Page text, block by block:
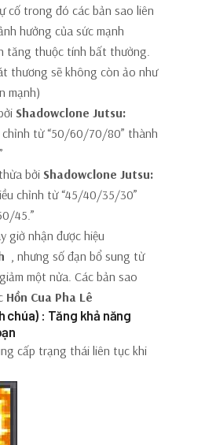
cố trong đó các bản sao liên
hưởng của sức mạnh
tăng thuộc tính bất thường.
thương sẽ không còn ảo như
mạnh)
Shadowclone Jutsu:
chỉnh từ “50/60/70/80” thành
bởi Shadowclone Jutsu:
chỉnh từ “45/40/35/30”
45.”
giờ nhận được hiệu
, nhưng số đạn bổ sung từ
một nửa. Các bản sao
Hồn Cua Pha Lê
chúa) : Tăng khả năng
cấp trạng thái liên tục khi